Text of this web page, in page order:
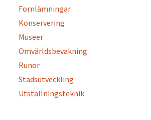
Fornlämningar
Konservering
Museer
Omvärldsbevakning
Runor
Stadsutveckling
Utställningsteknik